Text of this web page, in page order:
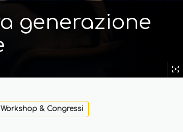
generazione
Workshop & Congressi